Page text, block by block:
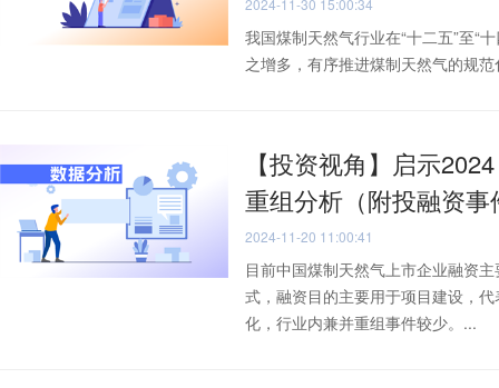
2024-11-30 15:00:34
我国煤制天然气行业在“十二五”至“
之增多，有序推进煤制天然气的规
【投资视角】启示
重组分析（附投融资
2024-11-20 11:00:41
目前中国煤制天然气上市企业融资
式，融资目的主要用于项目建设，
化，行业内兼并重组事件较少。...